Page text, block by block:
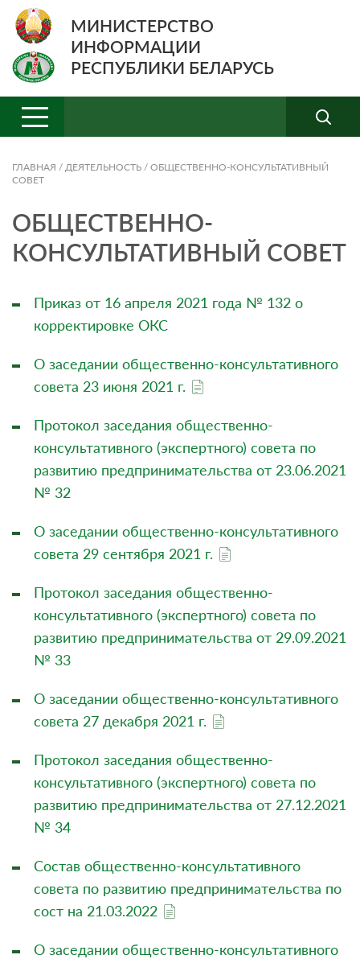
МИНИСТЕРСТВО
ИНФОРМАЦИИ
РЕСПУБЛИКИ БЕЛАРУСЬ
ГЛАВНАЯ / ДЕЯТЕЛЬНОСТЬ / ОБЩЕСТВЕННО-КОНСУЛЬТАТИВНЫЙ
СОВЕТ
ОБЩЕСТВЕННО-
КОНСУЛЬТАТИВНЫЙ СОВЕТ
Приказ от 16 апреля 2021 года № 132 о
корректировке ОКС
О заседании общественно-консультативного
совета 23 июня 2021 г.
Протокол заседания общественно-
консультативного (экспертного) совета по
развитию предпринимательства от 23.06.2021
№ 32
О заседании общественно-консультативного
совета 29 сентября 2021 г.
Протокол заседания общественно-
консультативного (экспертного) совета по
развитию предпринимательства от 29.09.2021
№ 33
О заседании общественно-консультативного
совета 27 декабря 2021 г.
Протокол заседания общественно-
консультативного (экспертного) совета по
развитию предпринимательства от 27.12.2021
№ 34
Состав общественно-консультативного
совета по развитию предпринимательства по
сост на 21.03.2022
О заседании общественно-консультативного